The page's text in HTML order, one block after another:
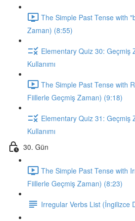
The Simple Past Tense with
Zaman) (8:55)
Elementary Quiz 30: Geçmiş
Kullanımı
The Simple Past Tense with
Fiillerle Geçmiş Zaman) (9:18)
Elementary Quiz 31: Geçmiş
Kullanımı
30. Gün
The Simple Past Tense with
Fiillerle Geçmiş Zaman) (8:23)
Irregular Verbs List (İngilizce